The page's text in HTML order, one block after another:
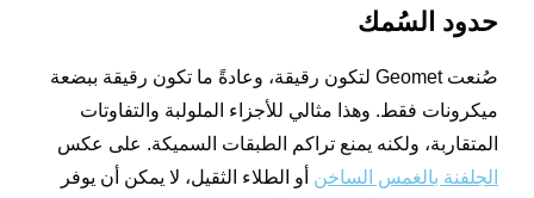
حدود السُمك
صُنعت Geomet لتكون رقيقة، وعادةً ما تكون رقيقة ببضعة
ميكرونات فقط. وهذا مثالي للأجزاء الملولبة والتفاوتات
المتقاربة، ولكنه يمنع تراكم الطبقات السميكة. على عكس
الجلفنة بالغمس الساخن أو الطلاء الثقيل، لا يمكن أن يوفر